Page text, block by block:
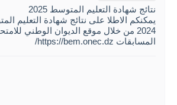
نتائج شهادة التعليم المتوسط 2025
يمكنكم الاطلا على نتائج شهادة التعليم
2024 من خلال موقع الديوان الوطني
المسابقات https://bem.onec.dz/